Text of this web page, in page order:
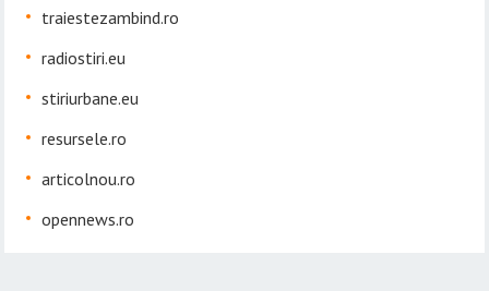
traiestezambind.ro
radiostiri.eu
stiriurbane.eu
resursele.ro
articolnou.ro
opennews.ro